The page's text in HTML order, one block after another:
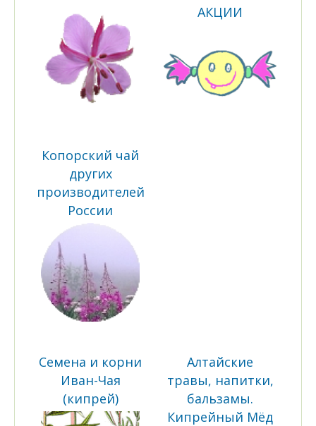
АКЦИИ
Копорский чай
других
производителей
России
Семена и корни
Иван-Чая
(кипрей)
Алтайские
травы, напитки,
бальзамы.
Кипрейный Мёд